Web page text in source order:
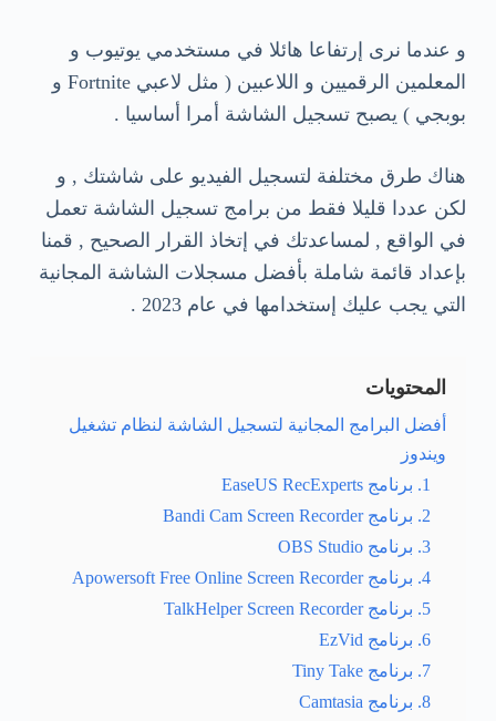
و عندما نرى إرتفاعا هائلا في مستخدمي يوتيوب و
المعلمين الرقميين و اللاعبين ( مثل لاعبي Fortnite و
بوبجي ) يصبح تسجيل الشاشة أمرا أساسيا .
هناك طرق مختلفة لتسجيل الفيديو على شاشتك , و
لكن عددا قليلا فقط من برامج تسجيل الشاشة تعمل
في الواقع , لمساعدتك في إتخاذ القرار الصحيح , قمنا
بإعداد قائمة شاملة بأفضل مسجلات الشاشة المجانية
التي يجب عليك إستخدامها في عام 2023 .
المحتويات
أفضل البرامج المجانية لتسجيل الشاشة لنظام تشغيل
ويندوز
1. برنامج EaseUS RecExperts
2. برنامج Bandi Cam Screen Recorder
3. برنامج OBS Studio
4. برنامج Apowersoft Free Online Screen Recorder
5. برنامج TalkHelper Screen Recorder
6. برنامج EzVid
7. برنامج Tiny Take
8. برنامج Camtasia